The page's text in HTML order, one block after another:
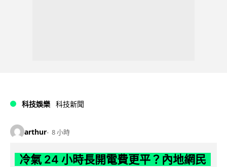
科技娛樂 科技新聞
arthur 8 小時
冷氣 24 小時長開電費更平？內地網民